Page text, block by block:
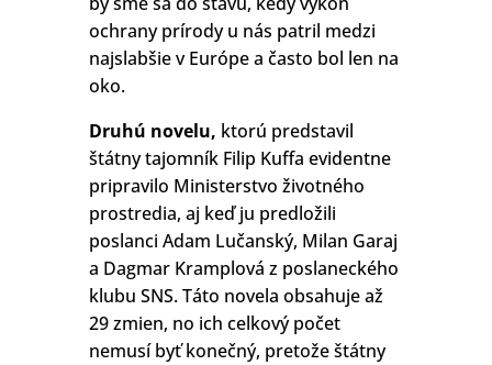
ochrany prírody u nás patril medzi
najslabšie v Európe a často bol len na
oko.
Druhú novelu, ktorú predstavil
štátny tajomník Filip Kuffa evidentne
pripravilo Ministerstvo životného
prostredia, aj keď ju predložili
poslanci Adam Lučanský, Milan Garaj
a Dagmar Kramplová z poslaneckého
klubu SNS. Táto novela obsahuje až
29 zmien, no ich celkový počet
nemusí byť konečný, pretože štátny